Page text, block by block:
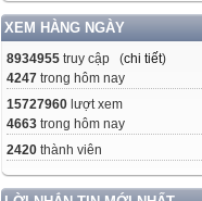
XEM HÀNG NGÀY
8934955 truy cập (chi tiết)
4247 trong hôm nay
15727960 lượt xem
4663 trong hôm nay
2420 thành viên